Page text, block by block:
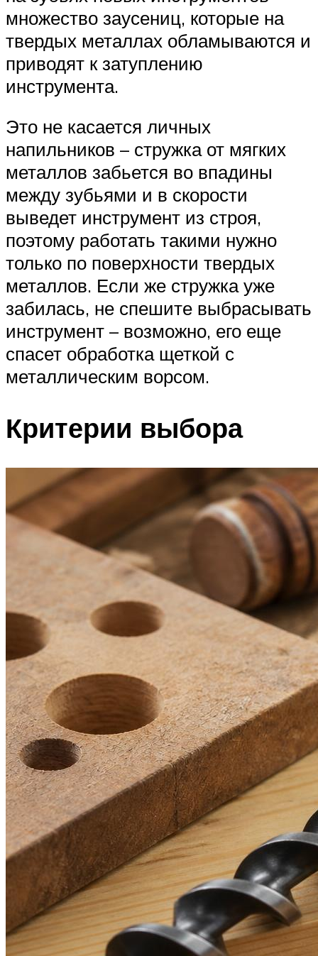
множество заусениц, которые на
твердых металлах обламываются и
приводят к затуплению
инструмента.
Это не касается личных
напильников – стружка от мягких
металлов забьется во впадины
между зубьями и в скорости
выведет инструмент из строя,
поэтому работать такими нужно
только по поверхности твердых
металлов. Если же стружка уже
забилась, не спешите выбрасывать
инструмент – возможно, его еще
спасет обработка щеткой с
металлическим ворсом.
Критерии выбора